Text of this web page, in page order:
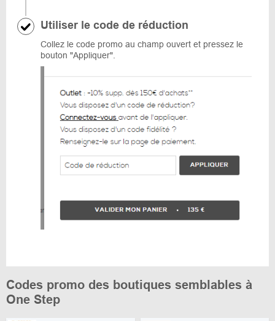
Utiliser le code de réduction
Collez le code promo au champ ouvert et pressez le
bouton "Appliquer".
Codes promo des boutiques semblables à
One Step